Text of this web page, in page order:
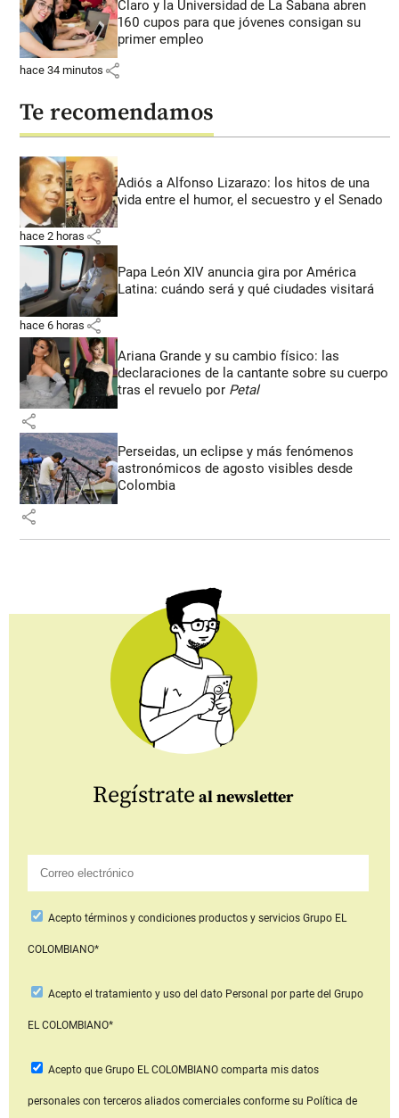
Claro y la Universidad de La Sabana abren
160 cupos para que jóvenes consigan su
primer empleo
hace 34 minutos share
Te recomendamos
Adiós a Alfonso Lizarazo: los hitos de una
vida entre el humor, el secuestro y el Senado
hace 2 horas share
Papa León XIV anuncia gira por América
Latina: cuándo será y qué ciudades visitará
hace 6 horas share
Ariana Grande y su cambio físico: las
declaraciones de la cantante sobre su cuerpo
tras el revuelo por Petal
share
Perseidas, un eclipse y más fenómenos
astronómicos de agosto visibles desde
Colombia
share
Regístrate al newsletter
Aceptotérminos y condiciones productos y serviciosGrupo EL
COLOMBIANO*
Acepto el tratamiento y uso del dato Personal por parte del Grupo
EL COLOMBIANO*
Acepto que Grupo EL COLOMBIANOcomparta mis datos
personales con terceros aliados comerciales conforme su Política de